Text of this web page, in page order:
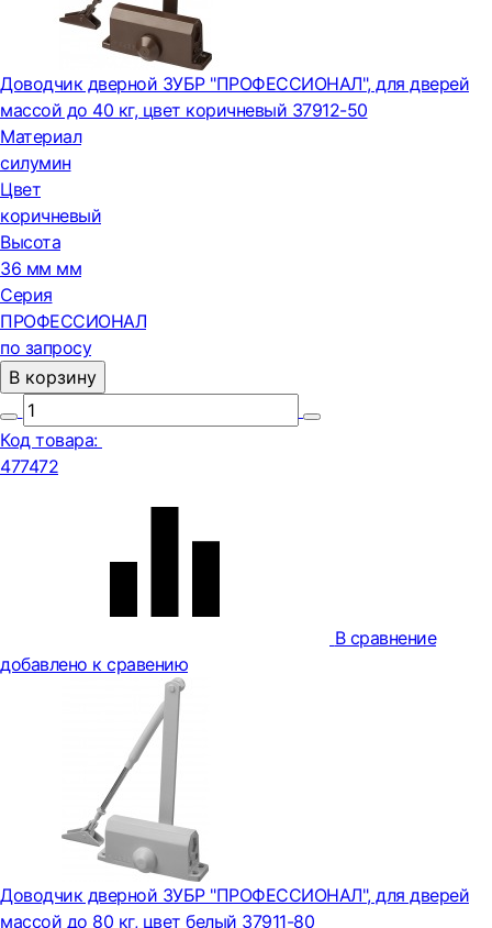
Доводчик дверной ЗУБР "ПРОФЕССИОНАЛ", для дверей
массой до 40 кг, цвет коричневый 37912-50
Материал
силумин
Цвет
коричневый
Высота
36 мм мм
Серия
ПРОФЕССИОНАЛ
по запросу
В корзину
Код товара:
477472
В сравнение
добавлено к сравению
Доводчик дверной ЗУБР "ПРОФЕССИОНАЛ", для дверей
массой до 80 кг, цвет белый 37911-80